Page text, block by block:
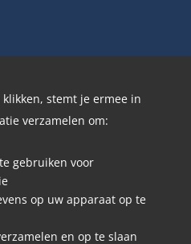
en #TeamJoopie
stemt je ermee in
verzamelen om:
gebruiken voor
op uw apparaat op te
en op te slaan